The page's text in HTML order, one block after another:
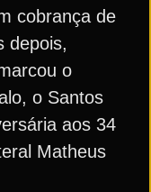
cobrança de
depois,
o
o Santos
aos 34
Matheus